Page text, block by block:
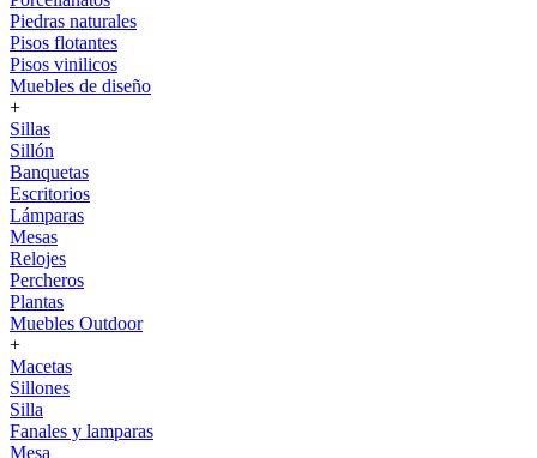
Piedras naturales
Pisos flotantes
Pisos vinilicos
Muebles de diseño
+
Sillas
Sillón
Banquetas
Escritorios
Lámparas
Mesas
Relojes
Percheros
Plantas
Muebles Outdoor
+
Macetas
Sillones
Silla
Fanales y lamparas
Mesa